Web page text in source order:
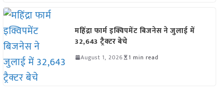
महिंद्रा फार्म इक्विपमेंट बिजनेस ने जुलाई में
32,643 ट्रैक्टर बेचे
August 1, 2026 1 min read